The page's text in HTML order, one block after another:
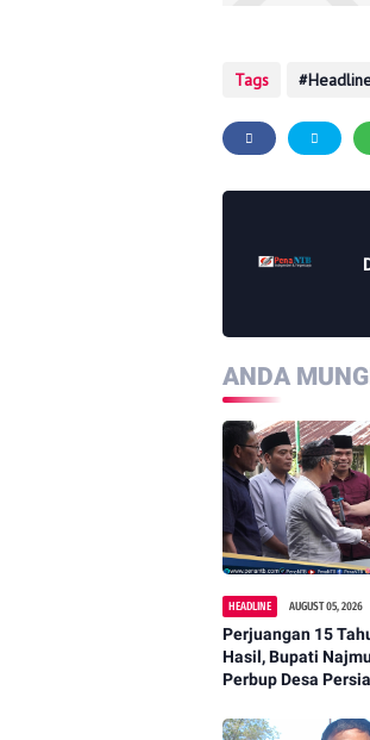
Tags
ANDA
HEADLINE AUGUST 05, 2026
Perjuangan 15
Hasil, Bupati
Perbup Desa